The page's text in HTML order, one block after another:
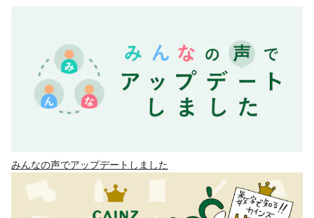
みんなの声でアップデートしました